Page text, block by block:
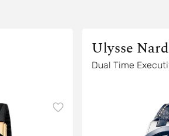
Ulysse
Dual Time